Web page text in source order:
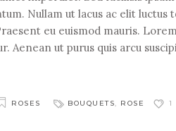
Nullam ut lacus ac elit luctus
eu euismod mauris.
Aenean ut purus quis arcu
ROSES BOUQUETS, ROSE 1